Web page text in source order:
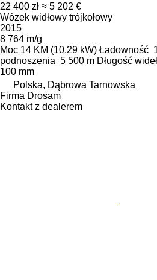
22 400 zł ≈ 5 202 €
Wózek widłowy trójkołowy
2015
8 764 m/g
Moc 14 KM (10.29 kW) Ładowność
podnoszenia 5 500 m Długość wideł
100 mm
Polska, Dąbrowa Tarnowska
Firma Drosam
Kontakt z dealerem